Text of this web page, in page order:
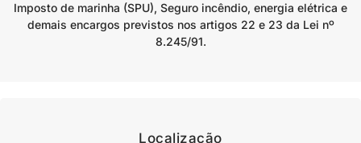
Imposto de marinha (SPU), Seguro incêndio, energia elétrica e
demais encargos previstos nos artigos 22 e 23 da Lei nº
8.245/91.
Localização